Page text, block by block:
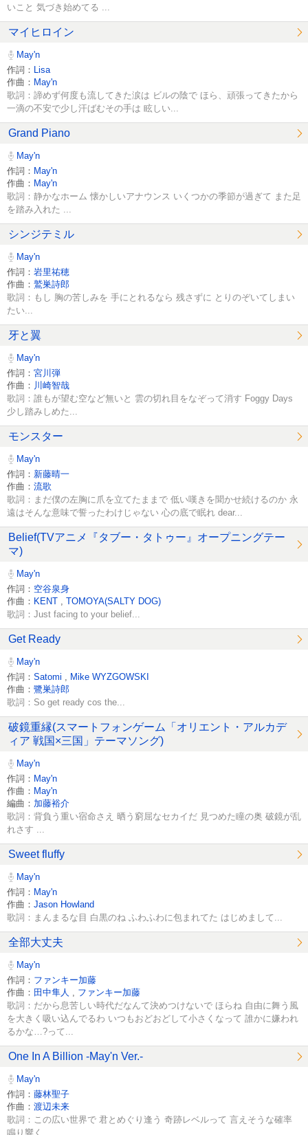
いこと 気づき始めてる ...
マイヒロイン
May'n
作詞：
Lisa
作曲： May'n
歌詞：諦めず何度も流してきた涙は ビルの陰で ほら、頑張ってきたから
一滴の不安で少し汗ばむその手は 眩しい...
Grand Piano
May'n
作詞： May'n
作曲： May'n
歌詞：静かなホーム 懐かしいアナウンス いくつかの季節が過ぎて また足
を踏み入れた ...
シンジテミル
May'n
作詞： 岩里祐穂
作曲： 鷲巣詩郎
歌詞：もし 胸の苦しみを 手にとれるなら 残さずに とりのぞいてしまい
たい...
牙と翼
May'n
作詞： 宮川弾
作曲： 川崎智哉
歌詞：誰もが望む空など無いと 雲の切れ目をなぞって消す Foggy Days
少し踏みしめた...
モンスター
May'n
作詞： 新藤晴一
作曲： 流歌
歌詞：まだ僕の左胸に爪を立てたままで 低い嘆きを聞かせ続けるのか 永
遠はそんな意味で誓ったわけじゃない 心の底で眠れ dear...
Belief(TVアニメ『タブー・タトゥー』オープニングテー
マ)
May'n
作詞： 空谷泉身
作曲： KENT TOMOYA(SALTY DOG)
歌詞：Just facing to your belief...
Get Ready
May'n
作詞： Satomi
Mike WYZGOWSKI
作曲： 鷺巣詩郎
歌詞：So get ready cos the...
破鏡重縁(スマートフォンゲーム「オリエント・アルカデ
ィア 戦国×三国」テーマソング)
May'n
作詞： May'n
作曲： May'n
編曲： 加藤裕介
歌詞：背負う重い宿命さえ 晒う窮屈なセカイだ 見つめた瞳の奥 破鏡が乱
れさす ...
Sweet fluffy
May'n
作詞： May'n
作曲： Jason Howland
歌詞：まんまるな目 白黒のね ふわふわに包まれてた はじめまして...
全部大丈夫
May'n
作詞： ファンキー加藤
作曲： 田中隼人 ファンキー加藤
歌詞：だから息苦しい時代だなんて決めつけないで ほらね 自由に舞う風
を大きく吸い込んでるわ いつもおどおどして小さくなって 誰かに嫌われ
るかな…?って...
One In A Billion -May'n Ver.-
May'n
作詞： 藤林聖子
作曲： 渡辺未来
歌詞：この広い世界で 君とめぐり逢う 奇跡レベルって 言えそうな確率
鳴り響く...